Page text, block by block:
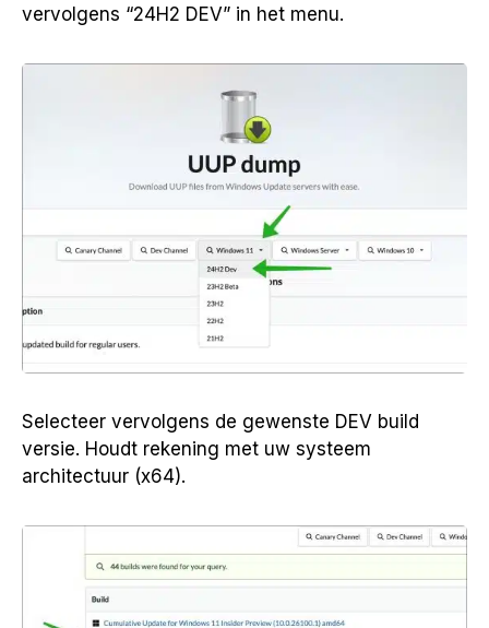
vervolgens “24H2 DEV” in het menu.
Selecteer vervolgens de gewenste DEV build
versie. Houdt rekening met uw systeem
architectuur (x64).